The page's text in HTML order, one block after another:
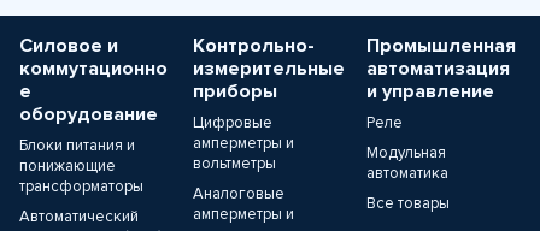
Силовое и
коммутационно
е
оборудование
Блоки питания и
понижающие
трансформаторы
Автоматический
Контрольно-
измерительные
приборы
Цифровые
амперметры и
вольтметры
Аналоговые
амперметры и
Промышленная
автоматизация
и управление
Реле
Модульная
автоматика
Все товары